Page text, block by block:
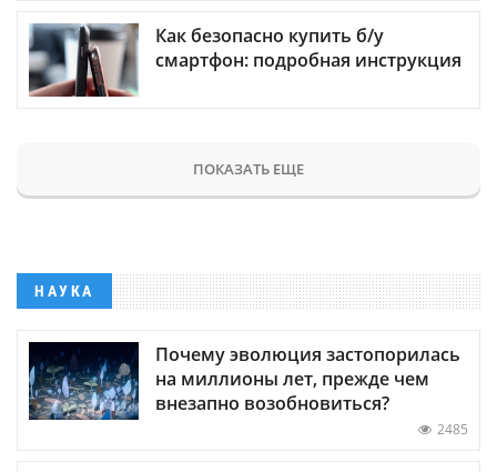
Как безопасно купить б/у
смартфон: подробная инструкция
ПОКАЗАТЬ ЕЩЕ
НАУКА
Почему эволюция застопорилась
на миллионы лет, прежде чем
внезапно возобновиться?
2485